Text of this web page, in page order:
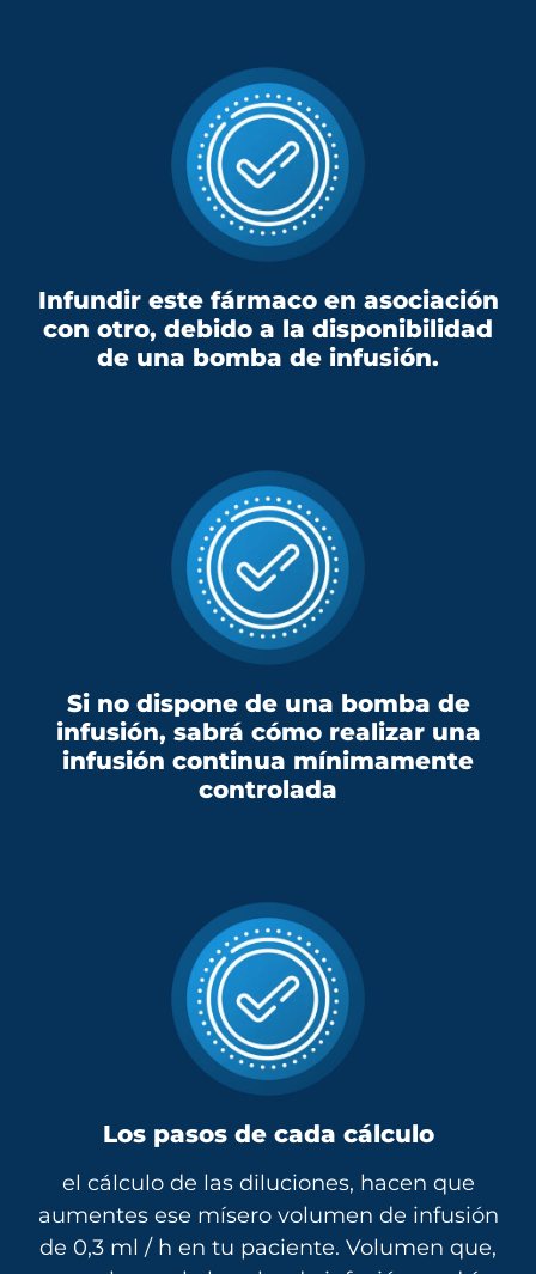
Infundir este fármaco en asociación
con otro, debido a la disponibilidad
de una bomba de infusión.
Si no dispone de una bomba de
infusión, sabrá cómo realizar una
infusión continua mínimamente
controlada
Los pasos de cada cálculo
el cálculo de las diluciones, hacen que
aumentes ese mísero volumen de infusión
de 0,3 ml / h en tu paciente. Volumen que,